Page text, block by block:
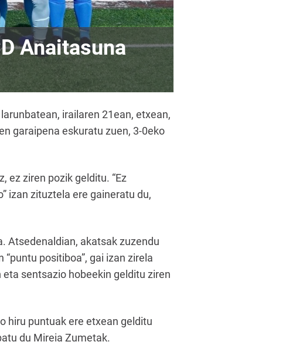
Anaitasuna
irailaren 21ean, etxean,
garaipena eskuratu zuen, 3-0eko
ez ziren pozik gelditu. “Ez
izan zituztela ere gaineratu du,
Atsedenaldian, akatsak zuzendu
positiboa”, gai izan zirela
sentsazio hobeekin gelditu ziren
hiru puntuak ere etxean gelditu
du Mireia Zumetak.